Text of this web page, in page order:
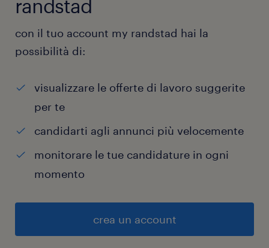
randstad
con il tuo account my randstad hai la
possibilità di:
visualizzare le offerte di lavoro suggerite
per te
candidarti agli annunci più velocemente
monitorare le tue candidature in ogni
momento
crea un account